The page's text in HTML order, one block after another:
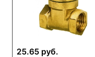
25.65 руб.